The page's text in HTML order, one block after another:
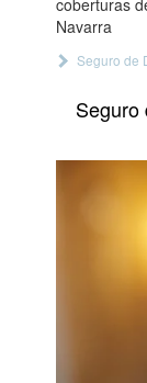
coberturas
Navarra
Seguro de
Seguro